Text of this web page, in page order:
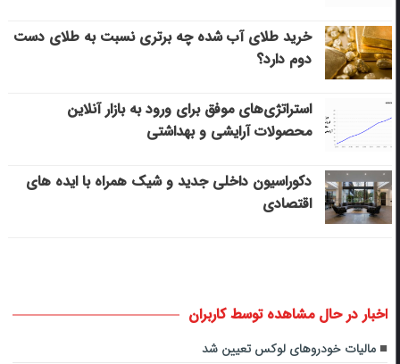
خرید طلای آب شده چه برتری نسبت به طلای دست
دوم دارد؟
استراتژی‌های موفق برای ورود به بازار آنلاین
محصولات آرایشی و بهداشتی
دکوراسیون داخلی جدید و شیک همراه با ایده های
اقتصادی
اخبار در حال مشاهده توسط کاربران
مالیات خودروهای لوکس تعیین شد